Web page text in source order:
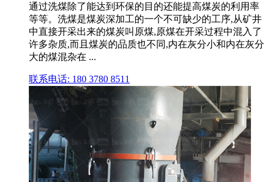
通过洗煤除了能达到环保的目的还能提高煤炭的利用率
等等。洗煤是煤炭深加工的一个不可缺少的工序,从矿井
中直接开采出来的煤炭叫原煤,原煤在开采过程中混入了
许多杂质,而且煤炭的品质也不同,内在灰分小和内在灰分
大的煤混杂在 ...
联系电话: 180 3780 8511